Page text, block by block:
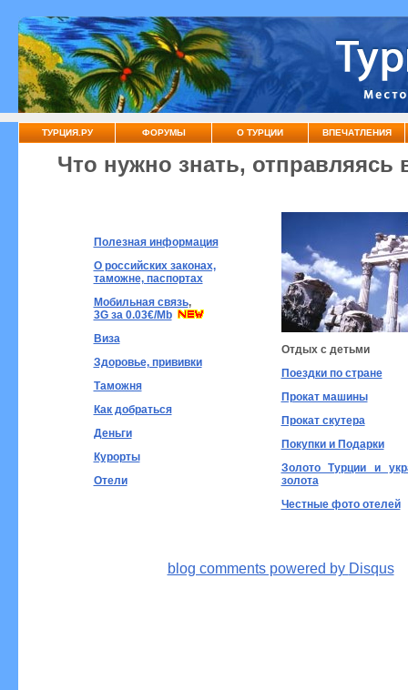
ТУРЦИЯ.РУ ФОРУМЫ О ТУРЦИИ ВПЕЧАТЛЕНИЯ
Что нужно знать, отправляясь
Полезная информация
О российских законах,
таможне, паспортах
Мобильная связь,
3G за 0.03€/Mb
Виза
Здоровье, прививки
Таможня
Как добраться
Деньги
Курорты
Отели
Отдых с детьми
Поездки по стране
Прокат машины
Прокат скутера
Покупки и Подарки
Золото Турции и
золота
Честные фото отелей
blog comments powered by Disqus